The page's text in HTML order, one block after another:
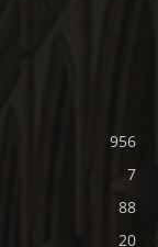
956
7
88
20